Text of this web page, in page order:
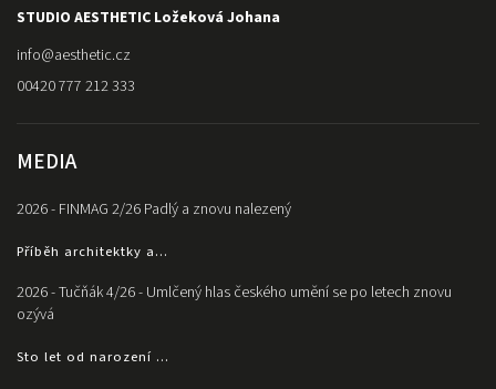
STUDIO AESTHETIC Ložeková Johana
info@aesthetic.cz
00420 777 212 333
MEDIA
2026 - FINMAG 2/26 Padlý a znovu nalezený
Příběh architektky a...
2026 - Tučňák 4/26 - Umlčený hlas českého umění se po letech znovu
ozývá
Sto let od narození ...